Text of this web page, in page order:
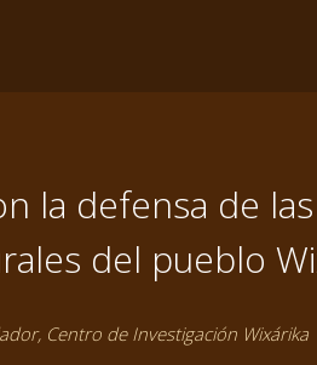
la defensa de
del pueblo
Centro de Investigación Wixárika